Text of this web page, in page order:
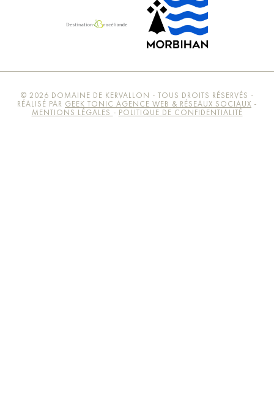
© 2026 DOMAINE DE KERVALLON - TOUS DROITS RÉSERVÉS -
RÉALISÉ PAR GEEK TONIC AGENCE WEB & RÉSEAUX SOCIAUX -
MENTIONS LÉGALES - POLITIQUE DE CONFIDENTIALITÉ